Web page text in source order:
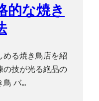
的な焼き
める焼き鳥店を紹
の技が光る絶品の
鳥 バ…